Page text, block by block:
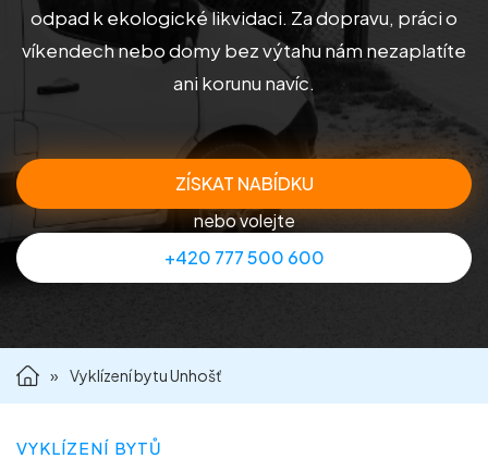
Malování
Deratizace a dezinsekce
Příprava nemovitostí na prodej
odpad k ekologické likvidaci. Za dopravu, práci o
víkendech nebo domy bez výtahu nám nezaplatíte
ani korunu navíc.
ZÍSKAT NABÍDKU
nebo volejte
+420 777 500 600
» Vyklízení bytu Unhošť
VYKLÍZENÍ BYTŮ